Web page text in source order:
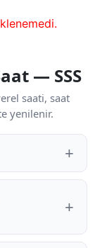
— SSS
saati, saat
yenilenir.